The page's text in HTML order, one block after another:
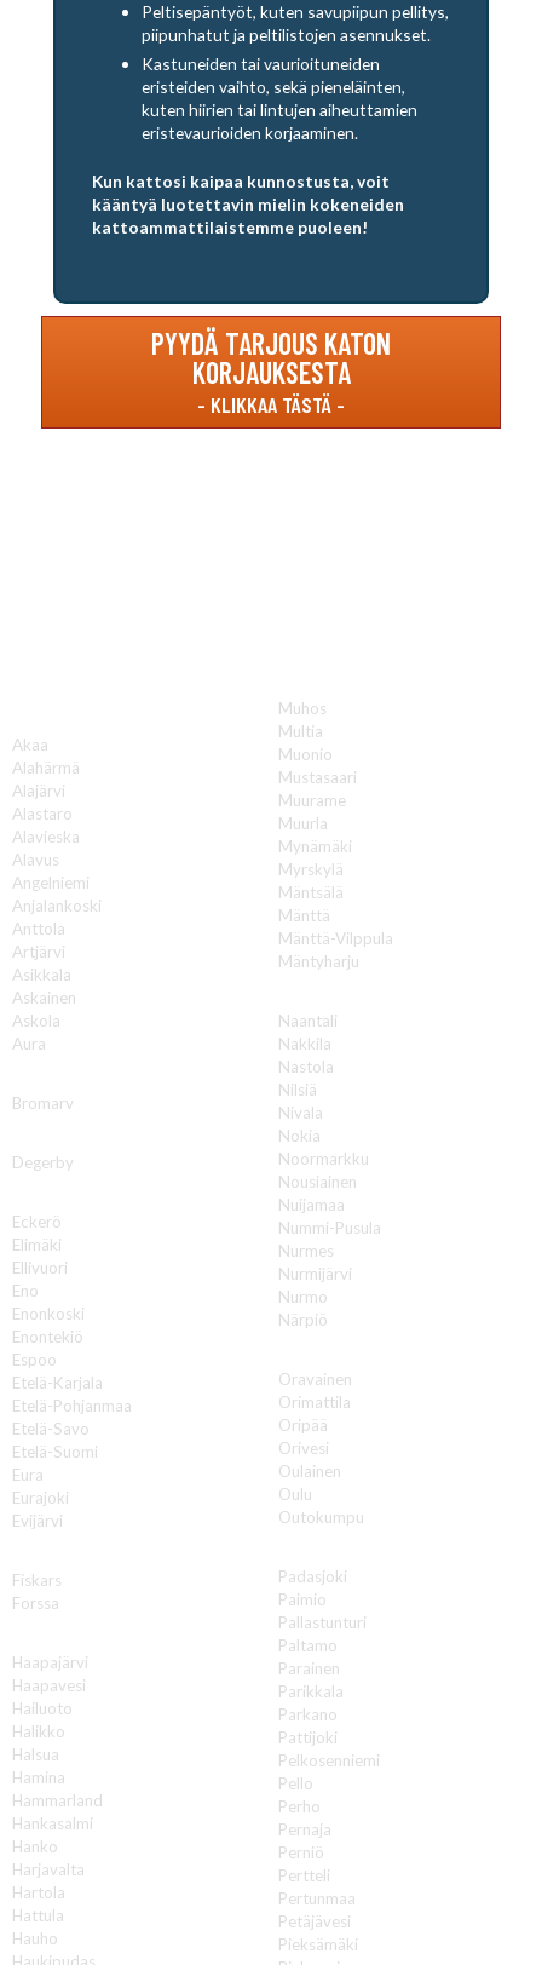
Peltisepäntyöt, kuten savupiipun pellitys,
piipunhatut ja peltilistojen asennukset.
Kastuneiden tai vaurioituneiden
eristeiden vaihto, sekä pieneläinten,
kuten hiirien tai lintujen aiheuttamien
eristevaurioiden korjaaminen.
Kun kattosi kaipaa kunnostusta, voit
kääntyä luotettavin mielin kokeneiden
kattoammattilaistemme puoleen!
PYYDÄ TARJOUS KATON
KORJAUKSESTA
Akaa
Alahärmä
Alajärvi
Alastaro
Alavieska
Alavus
Angelniemi
Anjalankoski
Anttola
Artjärvi
Asikkala
Askainen
Askola
Aura
Bromarv
Degerby
Eckerö
Elimäki
Ellivuori
Eno
Enonkoski
Enontekiö
Espoo
Etelä-Karjala
Etelä-Pohjanmaa
Etelä-Savo
Etelä-Suomi
Eura
Eurajoki
Evijärvi
Fiskars
Forssa
Haapajärvi
Haapavesi
Hailuoto
Halikko
Halsua
Hamina
Hammarland
Hankasalmi
Hanko
Harjavalta
Hartola
Hattula
Hauho
Muhos
Multia
Muonio
Mustasaari
Muurame
Muurla
Mynämäki
Myrskylä
Mäntsälä
Mänttä
Mänttä-Vilppula
Mäntyharju
Naantali
Nakkila
Nastola
Nilsiä
Nivala
Nokia
Noormarkku
Nousiainen
Nuijamaa
Nummi-Pusula
Nurmes
Nurmijärvi
Nurmo
Närpiö
Oravainen
Orimattila
Oripää
Orivesi
Oulainen
Oulu
Outokumpu
Padasjoki
Paimio
Pallastunturi
Paltamo
Parainen
Parikkala
Parkano
Pattijoki
Pelkosenniemi
Pello
Perho
Pernaja
Perniö
Pertteli
Pertunmaa
Petäjävesi
Pieksämäki